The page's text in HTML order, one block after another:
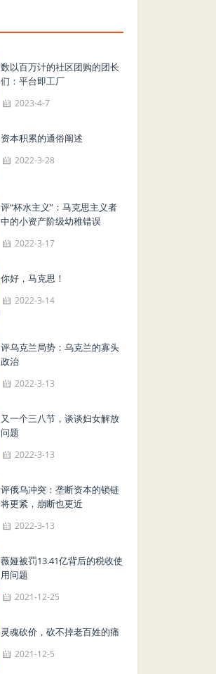
数以百万计的社区团购的团长
们：平台即工厂
2023-4-7
资本积累的通俗阐述
2022-3-28
评“杯水主义”：马克思主义者
中的小资产阶级幼稚错误
2022-3-17
你好，马克思！
2022-3-14
评乌克兰局势：乌克兰的寡头
政治
2022-3-13
又一个三八节，谈谈妇女解放
问题
2022-3-13
评俄乌冲突：垄断资本的锁链
将更紧，崩断也更近
2022-3-13
薇娅被罚13.41亿背后的税收使
用问题
2021-12-25
灵魂砍价，砍不掉老百姓的痛
2021-12-5